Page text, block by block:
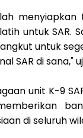
untuk SAR.
untuk
SAR di sana,"
unit K-9
di seluruh